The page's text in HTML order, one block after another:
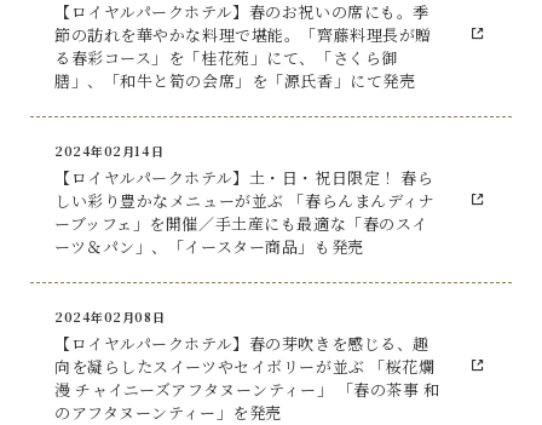
【ロイヤルパークホテル】春のお祝いの席にも。季
節の訪れを華やかな料理で堪能。「齊藤料理長が贈
る春彩コース」を「桂花苑」にて、「さくら御
膳」、「和牛と筍の会席」を「源氏香」にて発売
2024年02月14日
【ロイヤルパークホテル】土・日・祝日限定！ 春ら
しい彩り豊かなメニューが並ぶ 「春らんまんディナ
ーブッフェ」を開催／手土産にも最適な「春のスイ
ーツ＆パン」、「イースター商品」も発売
2024年02月08日
【ロイヤルパークホテル】春の芽吹きを感じる、趣
向を凝らしたスイーツやセイボリーが並ぶ 「桜花爛
漫 チャイニーズアフタヌーンティー」 「春の茶事 和
のアフタヌーンティー」を発売